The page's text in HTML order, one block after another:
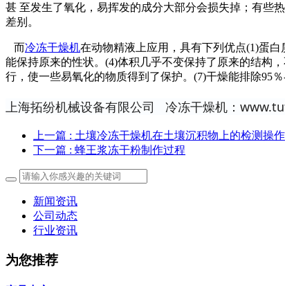
甚 至发生了氧化，易挥发的成分大部分会损失掉；有些
差别。
而冷冻干燥机在动物精液上应用，具有下列优点(1)蛋
能保持原来的性状。(4)体积几乎不变保持了原来的结构
行，使一些易氧化的物质得到了保护。(7)干燥能排除95
上海拓纷机械设备有限公司 冷冻干燥机：
上一篇 : 土壤冷冻干燥机在土壤沉积物上的检测操作
下一篇 : 蜂王浆冻干粉制作过程
新闻资讯
公司动态
行业资讯
为您推荐